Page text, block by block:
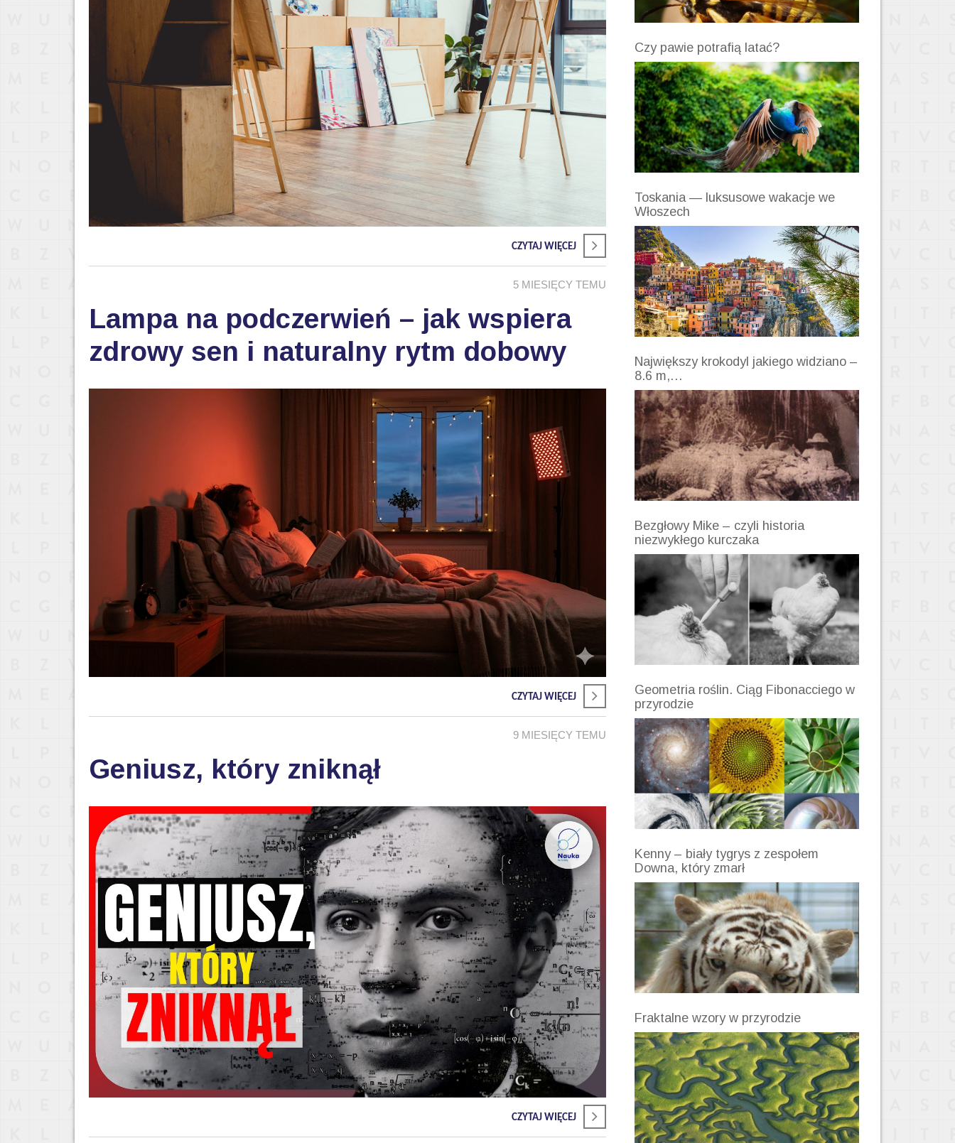
CZYTAJ WIĘCEJ
5 MIESIĘCY TEMU
Lampa na podczerwień – jak wspiera
zdrowy sen i naturalny rytm dobowy
CZYTAJ WIĘCEJ
9 MIESIĘCY TEMU
Geniusz, który zniknął
CZYTAJ WIĘCEJ
Czy pawie potrafią latać?
Toskania — luksusowe wakacje we
Włoszech
Największy krokodyl jakiego widziano –
8.6 m,…
Bezgłowy Mike – czyli historia
niezwykłego kurczaka
Geometria roślin. Ciąg Fibonacciego w
przyrodzie
Kenny – biały tygrys z zespołem
Downa, który zmarł
Fraktalne wzory w przyrodzie